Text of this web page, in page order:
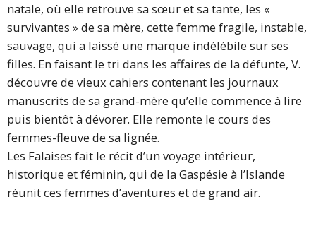
natale, où elle retrouve sa sœur et sa tante, les «
survivantes » de sa mère, cette femme fragile, instable,
sauvage, qui a laissé une marque indélébile sur ses
filles. En faisant le tri dans les affaires de la défunte, V.
découvre de vieux cahiers contenant les journaux
manuscrits de sa grand-mère qu’elle commence à lire
puis bientôt à dévorer. Elle remonte le cours des
femmes-fleuve de sa lignée.
Les Falaises fait le récit d’un voyage intérieur,
historique et féminin, qui de la Gaspésie à l’Islande
réunit ces femmes d’aventures et de grand air.